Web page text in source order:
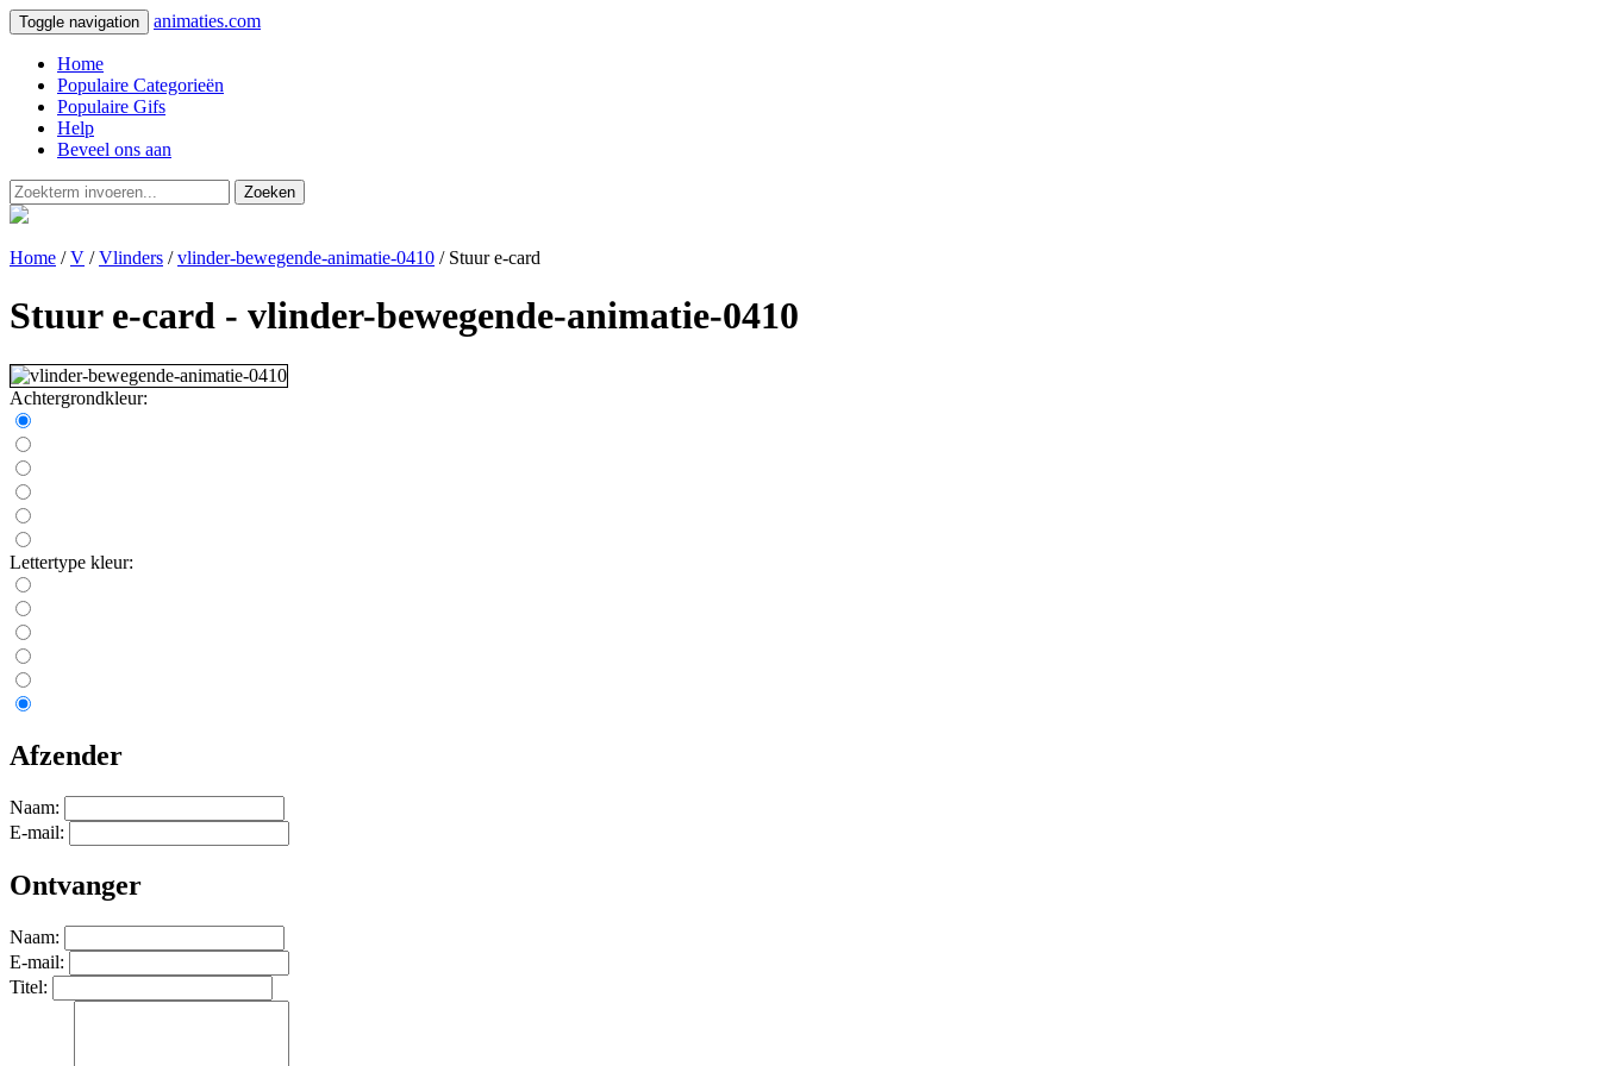
Toggle navigation animaties.com
Home
Populaire Categorieën
Populaire Gifs
Help
Beveel ons aan
Zoeken
Home /V /Vlinders /vlinder-bewegende-animatie-0410 / Stuur e-card
Stuur e-card - vlinder-bewegende-animatie-0410
Achtergrondkleur:
Lettertype kleur:
Afzender
Naam:
E-mail:
Ontvanger
Naam:
E-mail:
Titel: